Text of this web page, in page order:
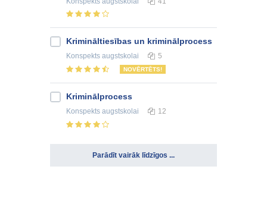
Krimināltiesības un kriminālprocess
Konspekts augstskolai 5
NOVĒRTĒTS!
Kriminālprocess
Konspekts augstskolai 12
Parādīt vairāk līdzīgos ...